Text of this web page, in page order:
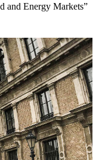
and Energy Markets”